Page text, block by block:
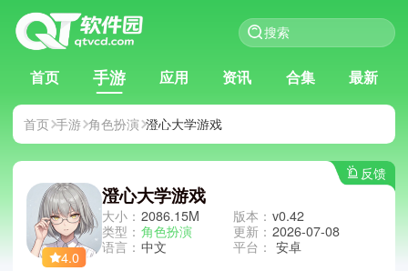
首页 手游 应用 资讯 合集 最新
首页 手游 角色扮演 澄心大学游戏
反馈
4.0
澄心大学游戏
大小： 2086.15M
类型： 角色扮演
语言： 中文
版本： v0.42
更新： 2026-07-08
平台： 安卓